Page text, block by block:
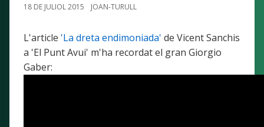
18 DE JULIOL 2015 JOAN-TURULL
L'article 'La dreta endimoniada' de Vicent Sanchis
a 'El Punt Avui' m'ha recordat el gran Giorgio
Gaber: